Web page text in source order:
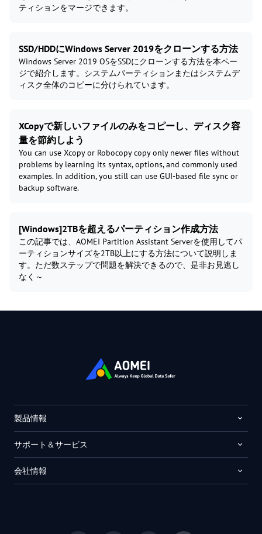
ティションをマージできます。
SSD/HDDにWindows Server 2019をクローンする方法
Windows Server 2019 OSをSSDにクローンする方法を本ペー
ジで紹介します。システムパーティションまたはシステムデ
ィスク全体のコピーに分けられています。
XCopyで新しいファイルのみをコピーし、ディスク容
量を節約しよう
You can use Xcopy or Robocopy copy only newer files without
problems by learning its syntax, options, and commonly used
examples. In addition, you still can use GUI-based file sync or
backup software.
[Windows]2TBを超えるパーティション作成方法
この記事では、AOMEI Partition Assistant Serverを使用してパ
ーティションサイズを2TB以上にする方法について説明しま
す。ただ数ステップで問題を解決できるので、是非お見逃し
なく～
製品情報
サポート＆サービス
会社情報